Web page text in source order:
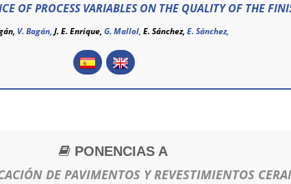
OF PROCESS VARIABLES ON THE QUALITY OF THE
V. Bagán, J. E. Enrique, G. Mallol, E. Sánchez, E. Sánchez,
PONENCIAS A
DE PAVIMENTOS Y REVESTIMIENTOS